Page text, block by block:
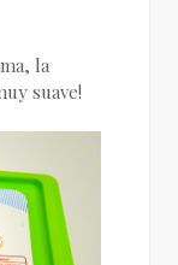
la
suave!